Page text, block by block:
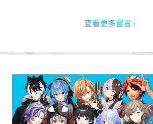
查看更多留言 ›